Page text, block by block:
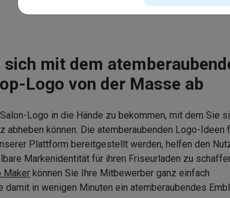
sich mit dem
Logo von der Masse ab
Logo in die Hände zu bekommen, mit dem Sie
abheben können. Die atemberaubenden Logo-Ideen
Plattform bereitgestellt werden, helfen den
Markenidentität für ihren Friseurladen zu
Maker können Sie Ihre Mitbewerber ganz einfach
damit in wenigen Minuten ein atemberaubendes